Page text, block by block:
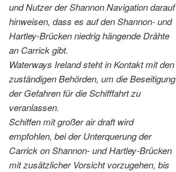
und Nutzer der Shannon Navigation darauf
hinweisen, dass es auf den Shannon- und
Hartley-Brücken niedrig hängende Drähte
an Carrick gibt.
Waterways Ireland steht in Kontakt mit den
zuständigen Behörden, um die Beseitigung
der Gefahren für die Schifffahrt zu
veranlassen.
Schiffen mit großer air draft wird
empfohlen, bei der Unterquerung der
Carrick on Shannon- und Hartley-Brücken
mit zusätzlicher Vorsicht vorzugehen, bis